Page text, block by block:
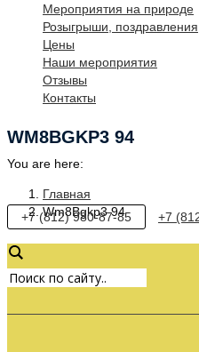
Мероприятия на природе
Розыгрыши, поздравления
Цены
Наши мероприятия
Отзывы
Контакты
WM8BGKP3 94
You are here:
Главная
Wm8Bgkp3 94
+7 (812) 980-87-85 +7